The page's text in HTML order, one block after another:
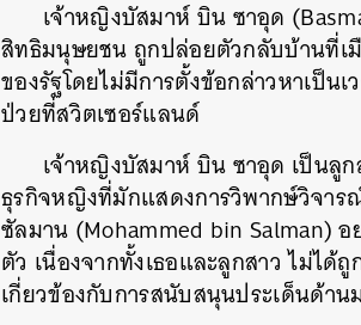
เจ้าหญิงบัสมาห์ บิน ซาอุด
สิทธิมนุษยชน ถูกปล่อยตัวกลับบ้านที่เ
ของรัฐโดยไม่มีการตั้งข้อกล่าวหาเป็น
ป่วยที่สวิตเซอร์แลนด์
เจ้าหญิงบัสมาห์ บิน ซาอุด เป็นลู
ธุรกิจหญิงที่มักแสดงการวิพากษ์วิจาร
ซัลมาน (Mohammed bin Salman)
ตัว เนื่องจากทั้งเธอและลูกสาว ไม่ไ
เกี่ยวข้องกับการสนับสนุนประเด็นด้า